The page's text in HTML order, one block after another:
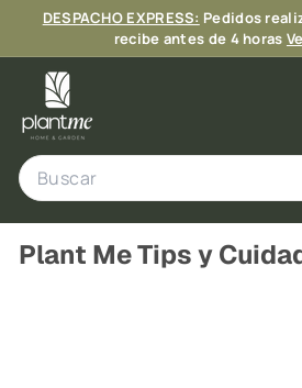
directamente
contenido
pausa
DESPACHO EXPRESS: Pedidos
recibe antes de 4 horas
6 CUOTAS
l
a
n
t
e
Search
Plant Me Tips y